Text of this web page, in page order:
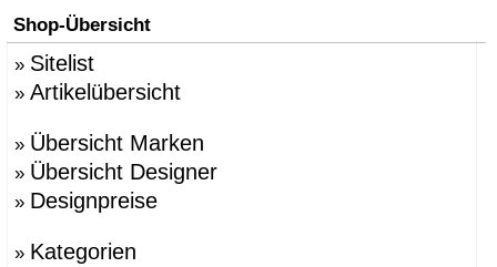
Shop-Übersicht
» Sitelist
» Artikelübersicht
» Übersicht Marken
» Übersicht Designer
» Designpreise
» Kategorien